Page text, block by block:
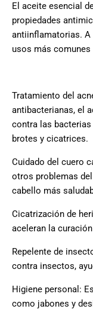
El aceite esencial
propiedades
antiinflamatorias. A
usos más comunes
Tratamiento del
antibacterianas, el
contra las bacterias
brotes y cicatrices.
Cuidado del cuero
otros problemas
cabello más
Cicatrización de
aceleran la
Repelente de
contra insectos,
Higiene personal:
como jabones y